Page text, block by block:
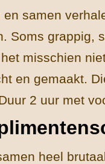
samen
Soms grappig,
misschien
en gemaakt.
2 uur met
heel